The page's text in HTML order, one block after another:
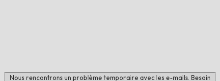
Nous rencontrons un problème temporaire avec les e-mails. Besoin